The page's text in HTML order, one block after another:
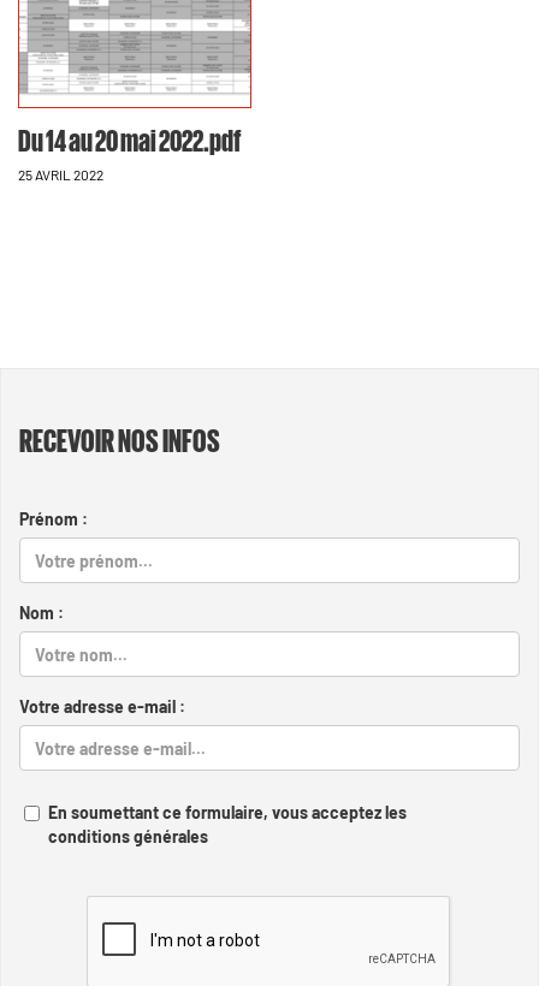
Du 14 au 20 mai 2022.pdf
25 AVRIL 2022
RECEVOIR NOS INFOS
Prénom :
Nom :
Votre adresse e-mail :
En soumettant ce formulaire, vous acceptez les
conditions générales